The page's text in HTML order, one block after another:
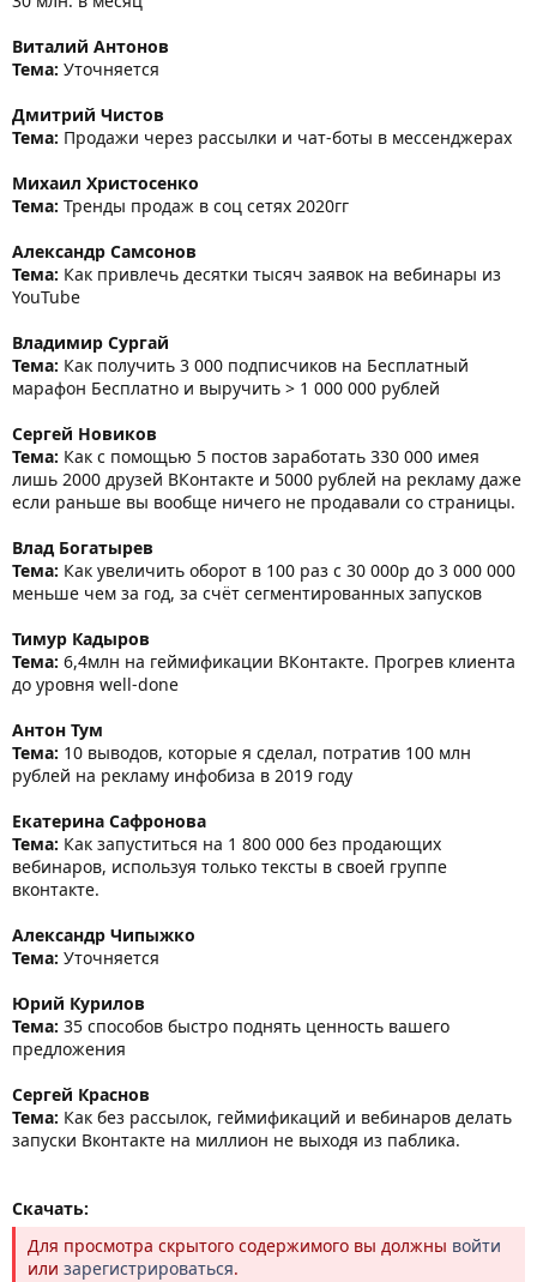
Виталий Антонов
Тема: Уточняется
Дмитрий Чистов
Тема: Продажи через рассылки и чат-боты в мессенджерах
Михаил Христосенко
Тема: Тренды продаж в соц сетях 2020гг
Александр Самсонов
Тема: Как привлечь десятки тысяч заявок на вебинары из
YouTube
Владимир Сургай
Тема: Как получить 3 000 подписчиков на Бесплатный
марафон Бесплатно и выручить > 1 000 000 рублей
Сергей Новиков
Тема: Как с помощью 5 постов заработать 330 000 имея
лишь 2000 друзей ВКонтакте и 5000 рублей на рекламу даже
если раньше вы вообще ничего не продавали со страницы.
Влад Богатырев
Тема: Как увеличить оборот в 100 раз с 30 000р до 3 000 000
меньше чем за год, за счёт сегментированных запусков
Тимур Кадыров
Тема: 6,4млн на геймификации ВКонтакте. Прогрев клиента
до уровня well-done
Антон Тум
Тема: 10 выводов, которые я сделал, потратив 100 млн
рублей на рекламу инфобиза в 2019 году
Екатерина Сафронова
Тема: Как запуститься на 1 800 000 без продающих
вебинаров, используя только тексты в своей группе
вконтакте.
Александр Чипыжко
Тема: Уточняется
Юрий Курилов
Тема: 35 способов быстро поднять ценность вашего
предложения
Сергей Краснов
Тема: Как без рассылок, геймификаций и вебинаров делать
запуски Вконтакте на миллион не выходя из паблика.
Скачать:
Для просмотра скрытого содержимого вы должны войти
или зарегистрироваться.